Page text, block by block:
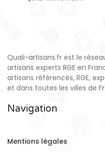
Quali-artisans.fr est le
artisans experts RGE en
artisans référencés, RGE,
et dans toutes les villes de
Navigation
Mentions légales